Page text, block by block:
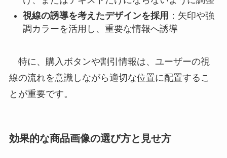
視線の誘導を考えたデザインを採用 ：矢印や強
調カラーを活用し、重要な情報へ誘導
特に、購入ボタンや割引情報は、ユーザーの視
線の流れを意識しながら適切な位置に配置するこ
とが重要です。
効果的な商品画像の選び方と見せ方